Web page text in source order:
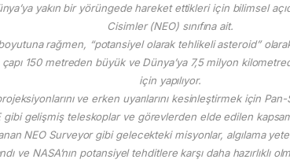
yakın bir yörüngede hareket ettikleri için bilimsel
Cisimler (NEO) sınıfına ait.
rağmen, “potansiyel olarak tehlikeli asteroid” olarak
çapı 150 metreden büyük ve Dünya’ya 7,5 milyon
için yapılıyor.
ve erken uyarılarını kesinleştirmek için
gibi gelişmiş teleskoplar ve görevlerden elde edilen
NEO Surveyor gibi gelecekteki misyonlar, algılama
ve NASA’nın potansiyel tehditlere karşı daha hazırlıklı